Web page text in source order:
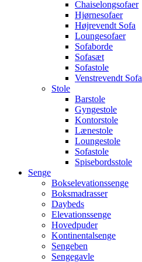
Chaiselongsofaer
Hjørnesofaer
Højrevendt Sofa
Loungesofaer
Sofaborde
Sofasæt
Sofastole
Venstrevendt Sofa
Stole
Barstole
Gyngestole
Kontorstole
Lænestole
Loungestole
Sofastole
Spisebordsstole
Senge
Bokselevationssenge
Boksmadrasser
Daybeds
Elevationssenge
Hovedpuder
Kontinentalsenge
Sengeben
Sengegavle